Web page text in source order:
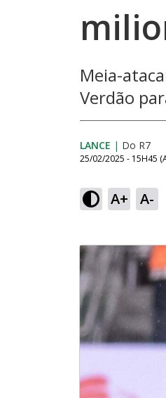
Meia-
Verdão
LANCE | Do R7
25/02/2025 - 15H45
A+ A-